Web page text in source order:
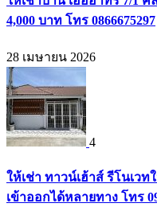
4,000 บาท โทร 0866675297
28 เมษายน 2026
4
ให้เช่า ทาวน์เฮ้าส์ รีโนเว
เข้าออกได้หลายทาง โทร